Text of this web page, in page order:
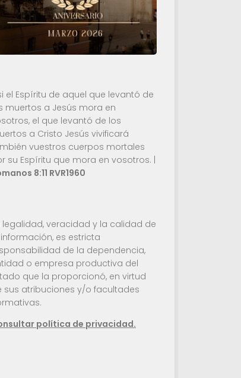
el Espíritu de aquel que levantó de
muertos a Jesús mora en
el que levantó de los
a Cristo Jesús vivificará
vuestros cuerpos mortales
su Espíritu que mora en vosotros. |
8:11 RVR1960
legalidad, veracidad y la calidad de
es estricta
de la dependencia,
o empresa productiva del
que la proporcionó, en virtud
sus atribuciones y/o facultades
política de privacidad.